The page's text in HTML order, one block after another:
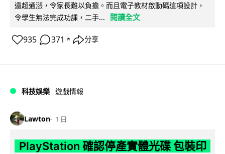
遠超通漲，令家長難以負擔。而且電子教材啟動碼這項設計，
令學生無法完成功課，二手...
閱讀全文
935 371 ↗ 分享
科技娛樂 遊戲情報
Lawton 1 日
PlayStation 確認停產實體光碟 包裝印